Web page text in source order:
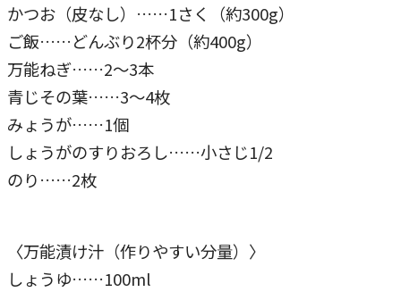
かつお（皮なし）……1さく（約300g）
ご飯……どんぶり2杯分（約400g）
万能ねぎ……2〜3本
青じその葉……3〜4枚
みょうが……1個
しょうがのすりおろし……小さじ1/2
のり……2枚
〈万能漬け汁（作りやすい分量）〉
しょうゆ……100ml